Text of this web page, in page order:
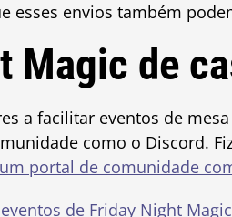
esses envios também
Magic de
a facilitar eventos de
como o Discord.
portal de comunidade
eventos de Friday Night